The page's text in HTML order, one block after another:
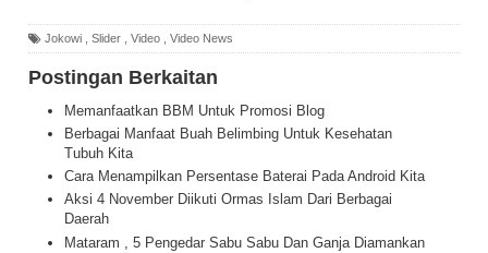
Jokowi Slider Video Video News
Postingan Berkaitan
Memanfaatkan BBM Untuk Promosi Blog
Berbagai Manfaat Buah Belimbing Untuk Kesehatan
Tubuh Kita
Cara Menampilkan Persentase Baterai Pada Android Kita
Aksi 4 November Diikuti Ormas Islam Dari Berbagai
Daerah
Mataram , 5 Pengedar Sabu Sabu Dan Ganja Diamankan